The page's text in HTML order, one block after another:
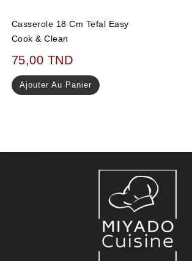
Casserole 18 Cm Tefal Easy
Cook & Clean
75,00 TND
Ajouter Au Panier